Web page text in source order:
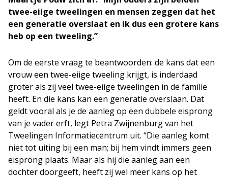
twee-eiige tweelingen en mensen zeggen dat het
een generatie overslaat en ik dus een grotere kans
heb op een tweeling.”
Om de eerste vraag te beantwoorden: de kans dat een
vrouw een twee-eiige tweeling krijgt, is inderdaad
groter als zij veel twee-eiige tweelingen in de familie
heeft. En die kans kan een generatie overslaan. Dat
geldt vooral als je de aanleg op een dubbele eisprong
van je vader erft, legt Petra Zwijnenburg van het
Tweelingen Informatiecentrum uit. “Die aanleg komt
niet tot uiting bij een man; bij hem vindt immers geen
eisprong plaats. Maar als hij die aanleg aan een
dochter doorgeeft, heeft zij wel meer kans op het